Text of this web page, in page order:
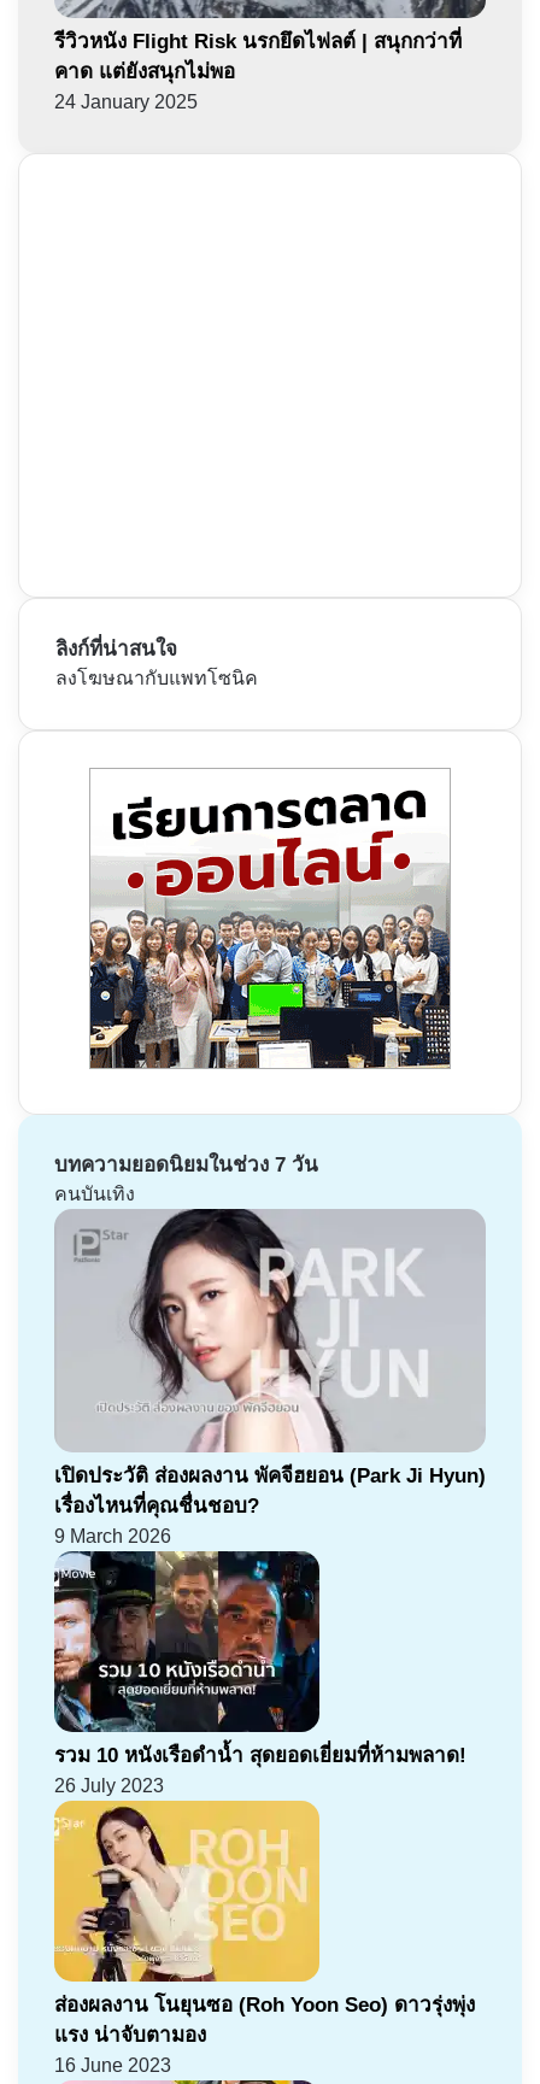
รีวิวหนัง Flight Risk นรกยึดไฟลต์ | สนุกกว่าที่
คาด แต่ยังสนุกไม่พอ
24 January 2025
ลิงก์ที่น่าสนใจ
ลงโฆษณากับแพทโซนิค
บทความยอดนิยมในช่วง 7 วัน
คนบันเทิง
เปิดประวัติ ส่องผลงาน พัคจีฮยอน (Park Ji Hyun)
เรื่องไหนที่คุณชื่นชอบ?
9 March 2026
รวม 10 หนังเรือดำน้ำ สุดยอดเยี่ยมที่ห้ามพลาด!
26 July 2023
ส่องผลงาน โนยุนซอ (Roh Yoon Seo) ดาวรุ่งพุ่ง
แรง น่าจับตามอง
16 June 2023